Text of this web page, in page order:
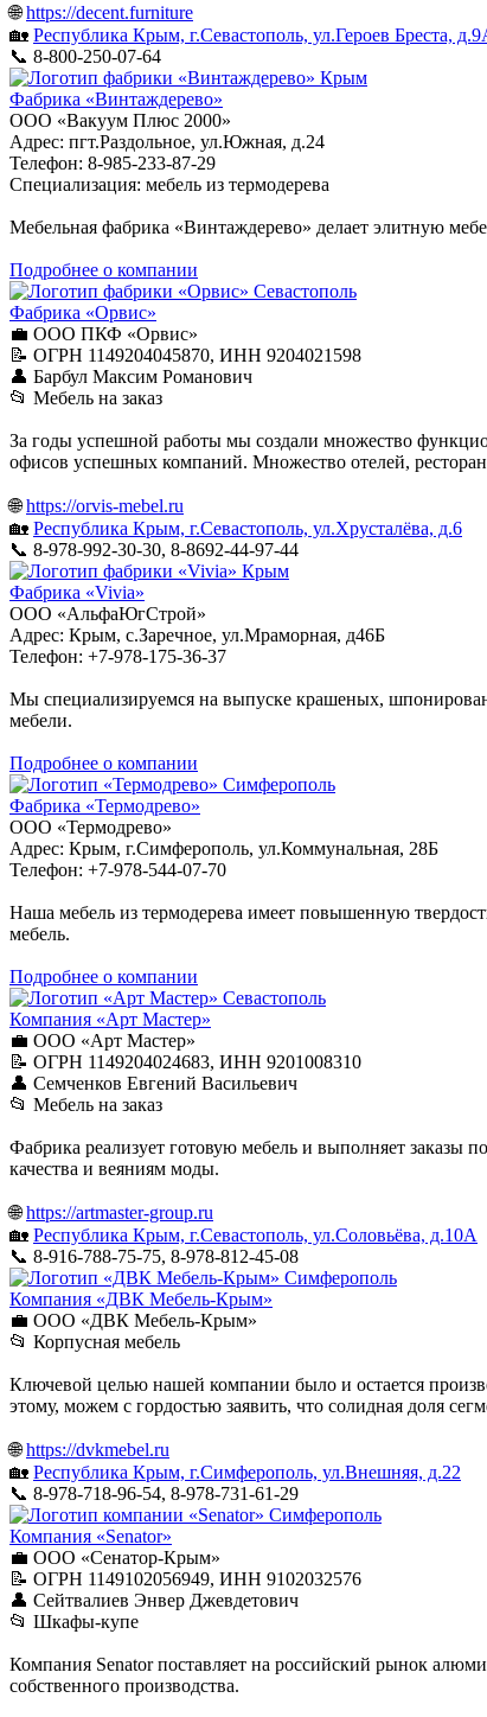
🌐https://decent.furniture
🏡 Республика Крым, г.Севастополь, ул.Героев Бреста,
📞 8-800-250-07-64
Крым
Фабрика «Винтаждерево»
ООО «Вакуум Плюс 2000»
Адрес: пгт.Раздольное, ул.Южная, д.24
Телефон: 8-985-233-87-29
Специализация: мебель из термодерева
Мебельная фабрика «Винтаждерево» делает элитную
Подробнее о компании
Севастополь
Фабрика «Орвис»
💼 ООО ПКФ «Орвис»
📝 ОГРН 1149204045870, ИНН 9204021598
👤 Барбул Максим Романович
📂 Мебель на заказ
За годы успешной работы мы создали множество
офисов успешных компаний. Множество отелей,
🌐https://orvis-mebel.ru
🏡 Республика Крым, г.Севастополь, ул.Хрусталёва, д.6
📞 8-978-992-30-30, 8-8692-44-97-44
Крым
Фабрика «Vivia»
ООО «АльфаЮгСтрой»
Адрес: Крым, с.Заречное, ул.Мраморная, д46Б
Телефон: +7-978-175-36-37
Мы специализируемся на выпуске крашеных,
мебели.
Подробнее о компании
Симферополь
Фабрика «Термодрево»
ООО «Термодрево»
Адрес: Крым, г.Симферополь, ул.Коммунальная, 28Б
Телефон: +7-978-544-07-70
Наша мебель из термодерева имеет повышенную
мебель.
Подробнее о компании
Севастополь
Компания «Арт Мастер»
💼 ООО «Арт Мастер»
📝 ОГРН 1149204024683, ИНН 9201008310
👤 Семченков Евгений Васильевич
📂 Мебель на заказ
Фабрика реализует готовую мебель и выполняет заказы
качества и веяниям моды.
🌐https://artmaster-group.ru
🏡 Республика Крым, г.Севастополь, ул.Соловьёва, д.10А
📞 8-916-788-75-75, 8-978-812-45-08
Симферополь
Компания «ДВК Мебель-Крым»
💼 ООО «ДВК Мебель-Крым»
📂 Корпусная мебель
Ключевой целью нашей компании было и остается
этому, можем с гордостью заявить, что солидная доля
🌐https://dvkmebel.ru
🏡 Республика Крым, г.Симферополь, ул.Внешняя, д.22
📞 8-978-718-96-54, 8-978-731-61-29
Симферополь
Компания «Senator»
💼 ООО «Сенатор-Крым»
📝 ОГРН 1149102056949, ИНН 9102032576
👤 Сейтвалиев Энвер Джевдетович
📂 Шкафы-купе
Компания Senator поставляет на российский рынок
собственного производства.